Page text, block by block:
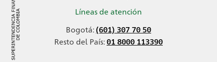
Líneas de atención
Bogotá:(601) 307 70 50
Resto del País:01 8000 113390